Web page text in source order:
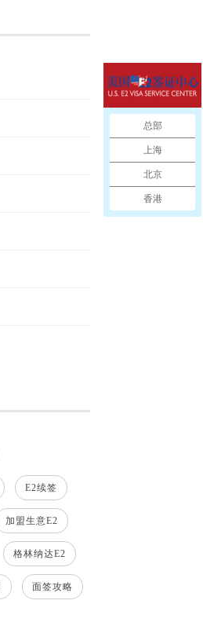
E2续签
加盟生意E2
格林纳达E2
面签攻略
总部
上海
北京
香港